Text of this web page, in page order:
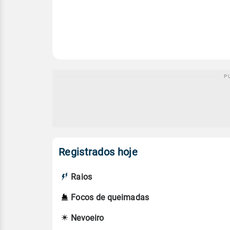
Registrados hoje
Raios
Focos de queimadas
Nevoeiro